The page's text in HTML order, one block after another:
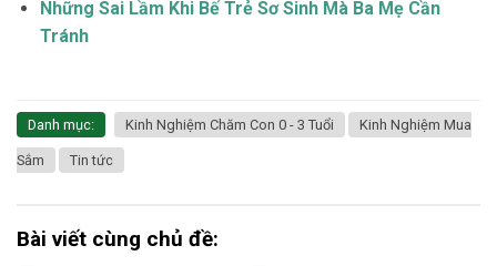
Những Sai Lầm Khi Bế Trẻ Sơ Sinh Mà Ba Mẹ Cần
Tránh
Danh mục: Kinh Nghiệm Chăm Con 0 - 3 Tuổi Kinh Nghiệm Mua
Sắm Tin tức
Bài viết cùng chủ đề: